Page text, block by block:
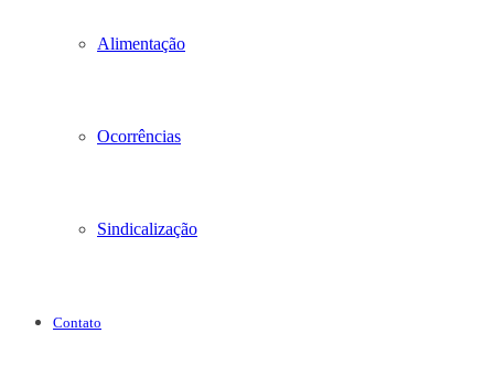
Alimentação
Ocorrências
Sindicalização
Contato